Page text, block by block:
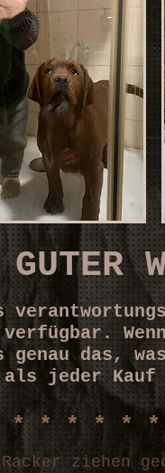
verfügbar.
genau das,
als jeder
* * * * *
Racker ziehen